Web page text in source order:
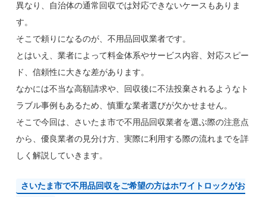
異なり、自治体の通常回収では対応できないケースもありま
す。
そこで頼りになるのが、不用品回収業者です。
とはいえ、業者によって料金体系やサービス内容、対応スピー
ド、信頼性に大きな差があります。
なかには不当な高額請求や、回収後に不法投棄されるようなト
ラブル事例もあるため、慎重な業者選びが欠かせません。
そこで今回は、さいたま市で不用品回収業者を選ぶ際の注意点
から、優良業者の見分け方、実際に利用する際の流れまでを詳
しく解説していきます。
さいたま市で不用品回収をご希望の方はホワイトロックがお